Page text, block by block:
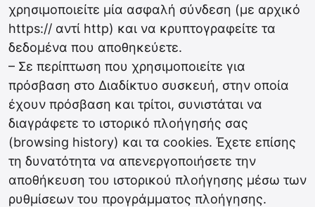
χρησιμοποιείτε μία ασφαλή σύνδεση (με αρχικό
https:// αντί http) και να κρυπτογραφείτε τα
δεδομένα που αποθηκεύετε.
– Σε περίπτωση που χρησιμοποιείτε για
πρόσβαση στο Διαδίκτυο συσκευή, στην οποία
έχουν πρόσβαση και τρίτοι, συνιστάται να
διαγράφετε το ιστορικό πλοήγησής σας
(browsing history) και τα cookies. Έχετε επίσης
τη δυνατότητα να απενεργοποιήσετε την
αποθήκευση του ιστορικού πλοήγησης μέσω των
ρυθμίσεων του προγράμματος πλοήγησης.